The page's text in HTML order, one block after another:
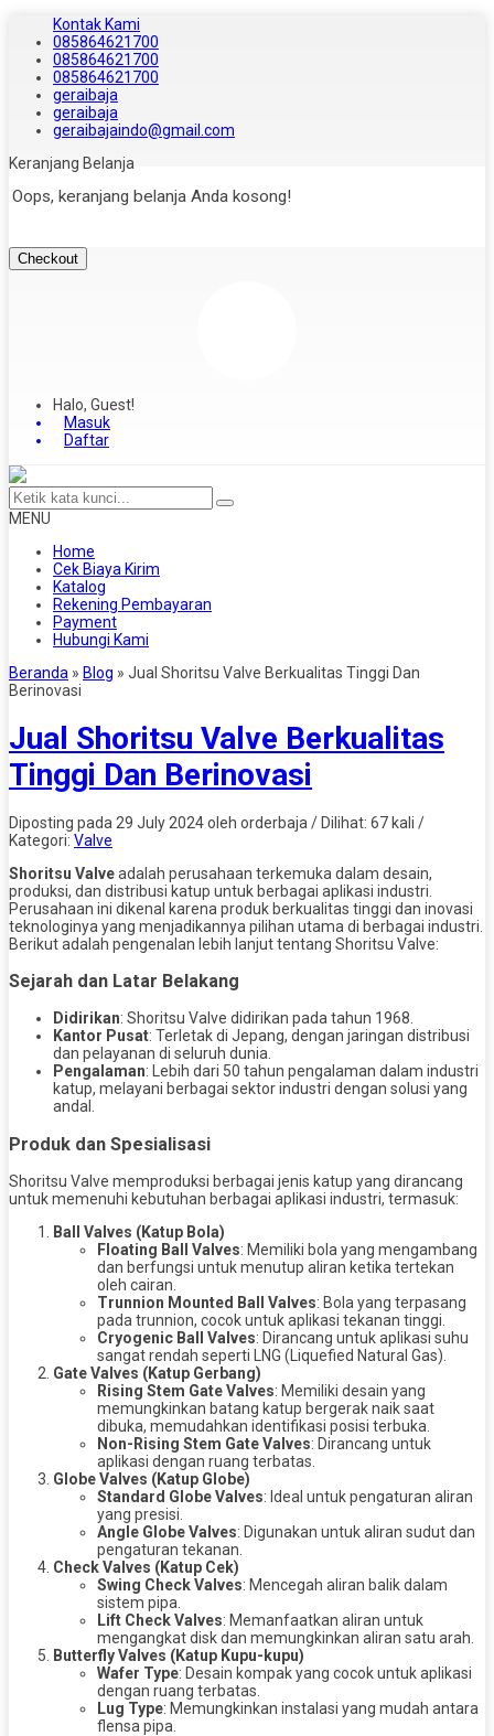
Kontak Kami
085864621700
085864621700
085864621700
geraibaja
geraibaja
geraibajaindo@gmail.com
Keranjang Belanja
Oops, keranjang belanja Anda kosong!
Checkout
Halo, Guest!
Masuk
Daftar
MENU
Home
Cek Biaya Kirim
Katalog
Rekening Pembayaran
Payment
Hubungi Kami
Beranda » Blog » Jual Shoritsu Valve Berkualitas Tinggi Dan
Berinovasi
Jual Shoritsu Valve Berkualitas
Tinggi Dan Berinovasi
Diposting pada 29 July 2024 oleh orderbaja / Dilihat: 67 kali /
Kategori: Valve
Shoritsu Valveadalah perusahaan terkemuka dalam desain,
produksi, dan distribusi katup untuk berbagai aplikasi industri.
Perusahaan ini dikenal karena produk berkualitas tinggi dan inovasi
teknologinya yang menjadikannya pilihan utama di berbagai industri.
Berikut adalah pengenalan lebih lanjut tentang Shoritsu Valve:
Sejarah dan Latar Belakang
Didirikan: Shoritsu Valve didirikan pada tahun 1968.
Kantor Pusat: Terletak di Jepang, dengan jaringan distribusi
dan pelayanan di seluruh dunia.
Pengalaman: Lebih dari 50 tahun pengalaman dalam industri
katup, melayani berbagai sektor industri dengan solusi yang
andal.
Produk dan Spesialisasi
Shoritsu Valve memproduksi berbagai jenis katup yang dirancang
untuk memenuhi kebutuhan berbagai aplikasi industri, termasuk:
Ball Valves (Katup Bola)
Floating Ball Valves: Memiliki bola yang mengambang
dan berfungsi untuk menutup aliran ketika tertekan
oleh cairan.
Trunnion Mounted Ball Valves: Bola yang terpasang
pada trunnion, cocok untuk aplikasi tekanan tinggi.
Cryogenic Ball Valves: Dirancang untuk aplikasi suhu
sangat rendah seperti LNG (Liquefied Natural Gas).
Gate Valves (Katup Gerbang)
Rising Stem Gate Valves: Memiliki desain yang
memungkinkan batang katup bergerak naik saat
dibuka, memudahkan identifikasi posisi terbuka.
Non-Rising Stem Gate Valves: Dirancang untuk
aplikasi dengan ruang terbatas.
Globe Valves (Katup Globe)
Standard Globe Valves: Ideal untuk pengaturan aliran
yang presisi.
Angle Globe Valves: Digunakan untuk aliran sudut dan
pengaturan tekanan.
Check Valves (Katup Cek)
Swing Check Valves: Mencegah aliran balik dalam
sistem pipa.
Lift Check Valves: Memanfaatkan aliran untuk
mengangkat disk dan memungkinkan aliran satu arah.
Butterfly Valves (Katup Kupu-kupu)
Wafer Type: Desain kompak yang cocok untuk aplikasi
dengan ruang terbatas.
Lug Type: Memungkinkan instalasi yang mudah antara
flensa pipa.